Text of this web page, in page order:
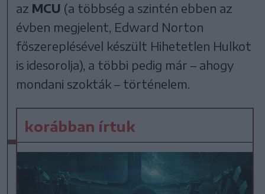
az MCU (a többség a szintén ebben az
évben megjelent, Edward Norton
főszereplésével készült Hihetetlen Hulkot
is idesorolja), a többi pedig már – ahogy
mondani szokták – történelem.
korábban írtuk